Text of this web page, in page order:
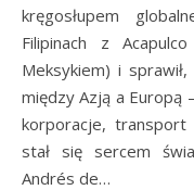
kręgosłupem
Filipinach z
Meksykiem) i
między Azją a Europą
korporacje, transport
stał się sercem
Andrés de…